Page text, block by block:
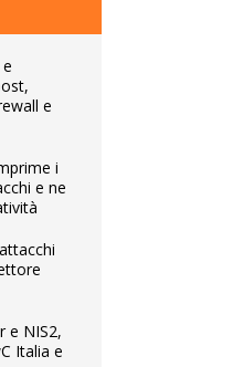
e
i
e ne
e NIS2,
Italia e